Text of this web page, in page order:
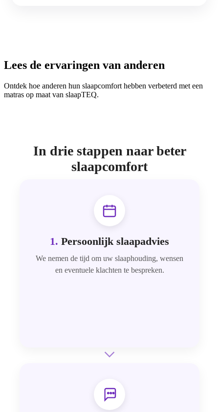
Lees de ervaringen van anderen
Ontdek hoe anderen hun slaapcomfort hebben verbeterd met een
matras op maat van slaapTEQ.
In drie stappen naar beter
slaapcomfort
1. Persoonlijk slaapadvies
We nemen de tijd om uw slaaphouding, wensen
en eventuele klachten te bespreken.